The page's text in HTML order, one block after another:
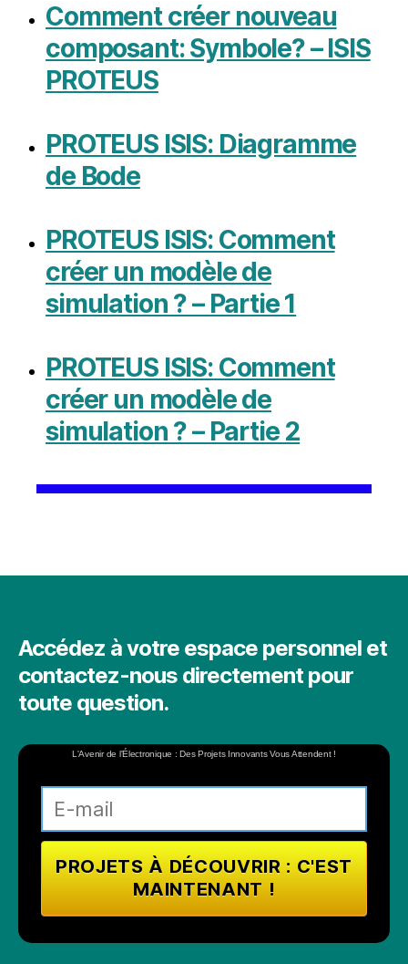
Comment créer nouveau
composant: Symbole? – ISIS
PROTEUS
PROTEUS ISIS: Diagramme
de Bode
PROTEUS ISIS: Comment
créer un modèle de
simulation ? – Partie 1
PROTEUS ISIS: Comment
créer un modèle de
simulation ? – Partie 2
Accédez à votre espace personnel et
contactez-nous directement pour
toute question.
L'Avenir de l'Électronique : Des Projets Innovants Vous Attendent !